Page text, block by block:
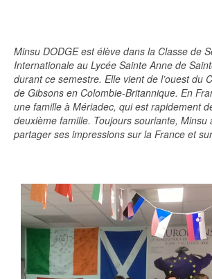
Minsu DODGE est élève dans la Classe de
Internationale au Lycée Sainte Anne de
durant ce semestre. Elle vient de l’ouest du
de Gibsons en Colombie-Britannique. En
une famille à Mériadec, qui est rapidement
deuxième famille. Toujours souriante, Minsu
partager ses impressions sur la France et